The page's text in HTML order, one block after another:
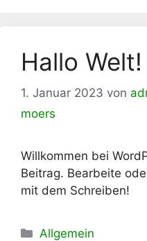
Hallo Welt!
1. Januar 2023 von
moers
Willkommen bei
Beitrag. Bearbeite
mit dem Schreiben!
Kategorien
Allgemein